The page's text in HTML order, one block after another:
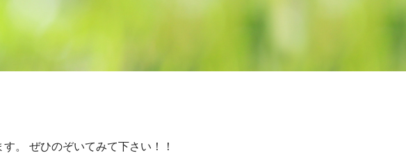
。 ぜひのぞいてみて下さい！！